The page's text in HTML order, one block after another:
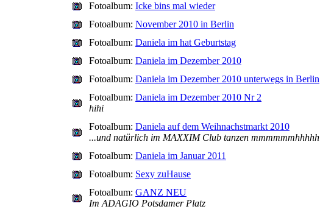
Fotoalbum: Icke bins mal wieder
Fotoalbum: November 2010 in Berlin
Fotoalbum: Daniela im hat Geburtstag
Fotoalbum: Daniela im Dezember 2010
Fotoalbum: Daniela im Dezember 2010 unterwegs in Berlin
Fotoalbum: Daniela im Dezember 2010 Nr 2
hihi
Fotoalbum: Daniela auf dem Weihnachstmarkt 2010
...und natürlich im MAXXIM Club tanzen mmmmmmhhhhh
Fotoalbum: Daniela im Januar 2011
Fotoalbum: Sexy zuHause
Fotoalbum: GANZ NEU
Im ADAGIO Potsdamer Platz